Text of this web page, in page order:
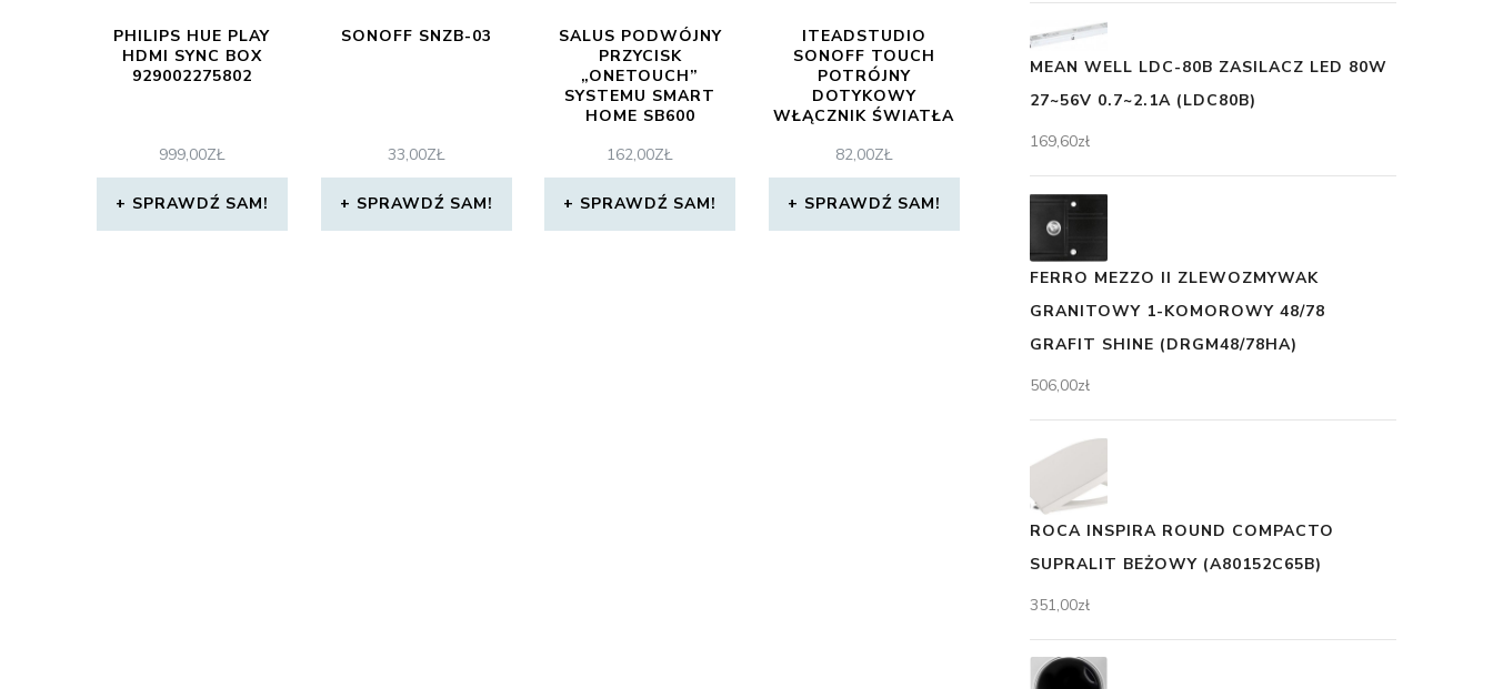
PHILIPS HUE PLAY
HDMI SYNC BOX
929002275802
999,00ZŁ
SPRAWDŹ SAM!
SONOFF SNZB-03
33,00ZŁ
SPRAWDŹ SAM!
SALUS PODWÓJNY
PRZYCISK
„ONETOUCH”
SYSTEMU SMART
HOME SB600
162,00ZŁ
SPRAWDŹ SAM!
ITEADSTUDIO
SONOFF TOUCH
POTRÓJNY
DOTYKOWY
WŁĄCZNIK ŚWIATŁA
(IM190314011)
82,00ZŁ
SPRAWDŹ SAM!
MEAN WELL LDC-80B ZASILACZ LED 80W
27~56V 0.7~2.1A (LDC80B)
169,60zł
FERRO MEZZO II ZLEWOZMYWAK
GRANITOWY 1-KOMOROWY 48/78
GRAFIT SHINE (DRGM48/78HA)
506,00zł
ROCA INSPIRA ROUND COMPACTO
SUPRALIT BEŻOWY (A80152C65B)
351,00zł